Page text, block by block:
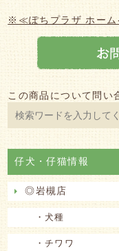
※≪ぽちプラザ ホー
この商品について問い
仔犬・仔猫情報
◎岩槻店
・犬種
・チワワ